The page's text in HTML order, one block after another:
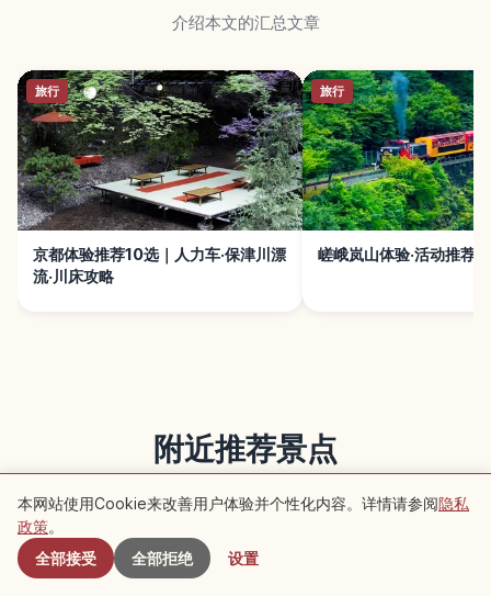
介绍本文的汇总文章
旅行
京都体验推荐10选｜人力车·保津川漂
流·川床攻略
旅行
嵯峨岚山体验·活动推荐
附近推荐景点
查看该地区的推荐文章
传统文化
附近景点
本网站使用Cookie来改善用户体验并个性化内容。详情请参阅隐私
政策。
全部接受
全部拒绝 设置